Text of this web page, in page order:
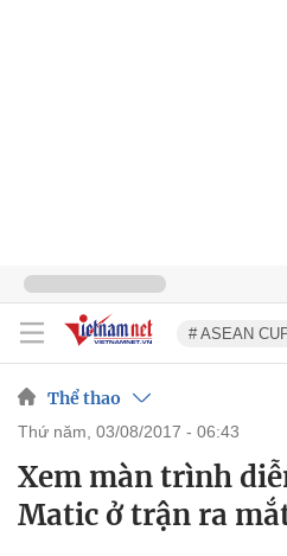
# ASEAN
Thể thao
thứ năm, 03/08/2017 - 06:43
Xem màn trình
Matic ở trận ra